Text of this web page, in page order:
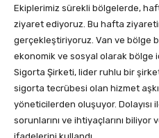
Ekiplerimiz sürekli bölgelerde,
ziyaret ediyoruz. Bu hafta
gerçekleştiriyoruz. Van ve bölge
ekonomik ve sosyal olarak bölge
Sigorta Şirketi, lider ruhlu bir
sigorta tecrübesi olan hizmet
yöneticilerden oluşuyor. Dolayısı
sorunlarını ve ihtiyaçlarını biliyor